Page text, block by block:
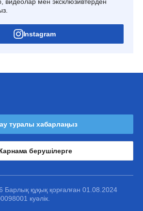
Instagram
туралы хабарлаңыз
берушілерге
құқық қорғалған 01.08.2024
куәлік.